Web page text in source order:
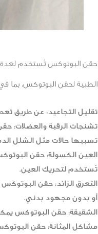
حقن البوتوكس تُستخدم لعدة
الطبية لحقن البوتوكس، بما
تقليل التجاعيد: عن طريق
تشنجات الرقبة والعضلات:
تسببها حالات مثل الشلل
العين الكسولة: حقن
تُستخدم لتحريك العين.
التعرق الزائد: حقن
أو بدون مجهود بدني.
الشقيقة: حقن البوتوكس
مشاكل المثانة: حقن